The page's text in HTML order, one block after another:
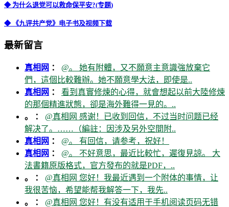
◆ 为什么退党可以救命保平安?(专题)
◆ 《九评共产党》电子书及视频下载
最新留言
真相网 ： @。 她有附體，又不願意主意識強放棄它
們，這個比較難辦。她不願意學大法，即使是..
真相网 ： 看到真實修煉的心得，就會想起以前大陸修煉
的那個精進狀態，卻是海外難得一見的。..
。 ： @真相网 感谢！已收到回信，不过当时问题已经
解决了。……（編註：因涉及另外空間附..
真相网 ： @。 有回信，请参考，祝好！
真相网 ： @。 不好意思，最近比較忙，遲復見諒。 大
法書籍原版格式，官方發布的就是PDF，..
。 ： @真相网 您好！我最近遇到一个附体的事情，让
我很苦恼，希望能帮我解答一下，我先..
。 ： @真相网 您好！有没有适用于手机阅读页码无错